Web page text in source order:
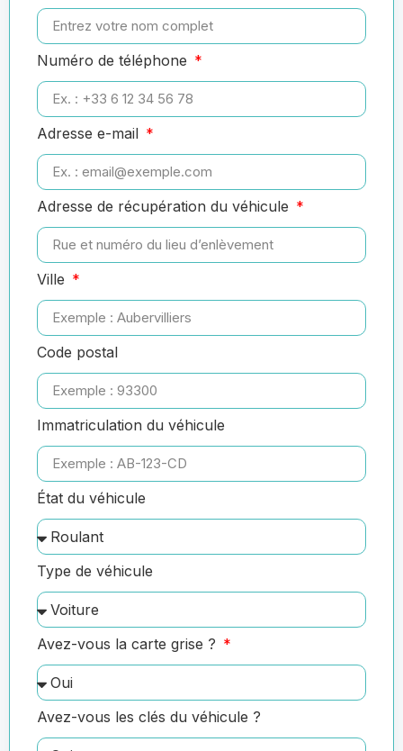
Numéro de téléphone
Adresse e-mail
Adresse de récupération du véhicule
Ville
Code postal
Immatriculation du véhicule
État du véhicule
Type de véhicule
Avez-vous la carte grise ?
Avez-vous les clés du véhicule ?